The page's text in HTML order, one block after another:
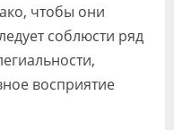
чтобы они
соблюсти ряд
восприятие